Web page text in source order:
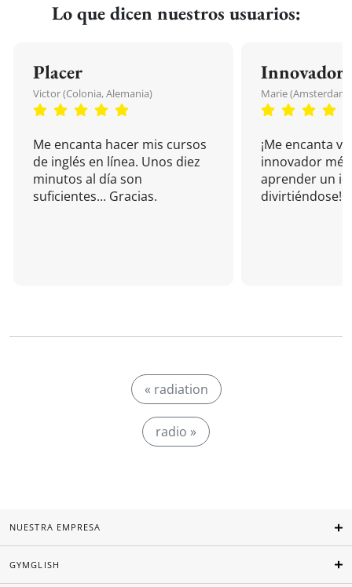
Lo que dicen nuestros usuarios:
Placer
Victor (Colonia, Alemania)
Me encanta hacer mis cursos
de inglés en línea. Unos diez
minutos al día son
suficientes... Gracias.
Innovador
Marie (Amsterdam,
¡Me encanta
innovador
aprender un
divirtiéndose!
« radiation
radio »
NUESTRA EMPRESA
GYMGLISH